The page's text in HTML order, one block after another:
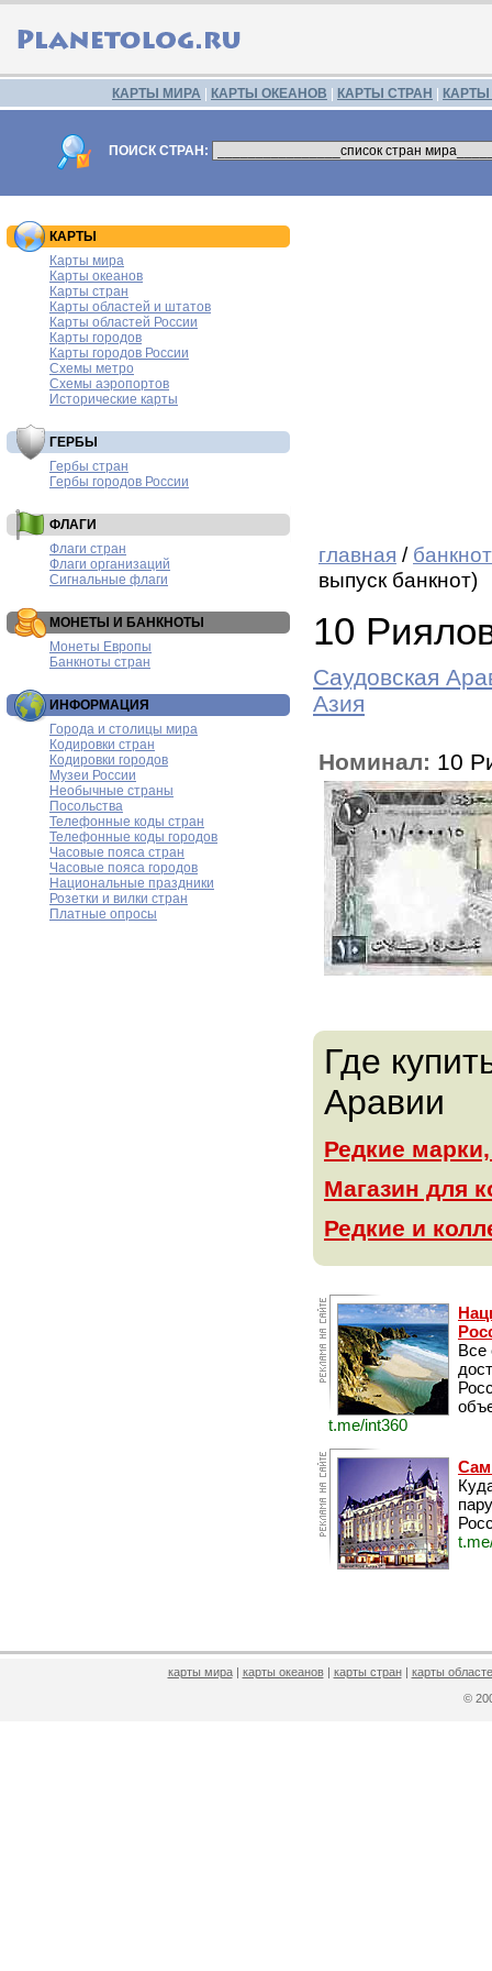
КАРТЫ МИРА КАРТЫ ОКЕАНОВ КАРТЫ СТРАН
ПОИСК СТРАН:
КАРТЫ
Карты мира
Карты океанов
Карты стран
Карты областей и штатов
Карты областей России
Карты городов
Карты городов России
Схемы метро
Схемы аэропортов
Исторические карты
ГЕРБЫ
Гербы стран
Гербы городов России
ФЛАГИ
Флаги стран
Флаги организаций
Сигнальные флаги
МОНЕТЫ И БАНКНОТЫ
Монеты Европы
Банкноты стран
ИНФОРМАЦИЯ
Города и столицы мира
Кодировки стран
Кодировки городов
Музеи России
Необычные страны
Посольства
Телефонные коды стран
Телефонные коды городов
Часовые пояса стран
Часовые пояса городов
Национальные праздники
Розетки и вилки стран
Платные опросы
главная /
выпуск банкнот)
10
Саудовская
Азия
Номинал: 10
Где
Аравии
Редкие
Магазин для
Редкие и
Все
t.me/int360
карты мира| карты океанов| карты стран| карты
©